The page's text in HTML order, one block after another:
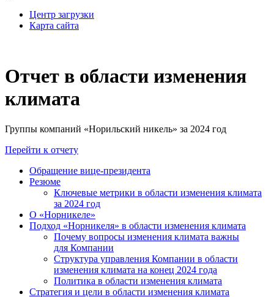
Центр загрузки
Карта сайта
Отчет в области изменения
климата
Группы компаний «Норильский никель» за 2024 год
Перейти к отчету
Обращение вице-президента
Резюме
Ключевые метрики в области изменения климата
за 2024 год
О «Норникеле»
Подход «Норникеля» в области изменения климата
Почему вопросы изменения климата важны
для Компании
Структура управления Компании в области
изменения климата на конец 2024 года
Политика в области изменения климата
Стратегия и цели в области изменения климата